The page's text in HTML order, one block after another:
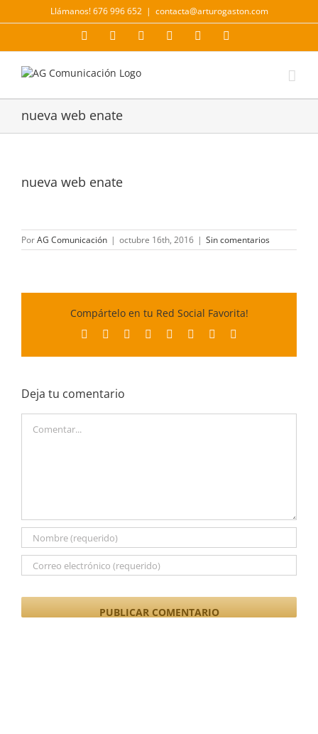
al
Llámanos! 676 996 652 | contacta@arturogaston.com
Facebook YouTubeInstagramLinkedIn
nueva web enate
nueva web enate
PorAG Comunicación | octubre 16th, 2016 | Sin comentarios
Compártelo en tu Red Social Favorita!
Facebook Reddit LinkedIn
TumblrPinterest
Deja tu comentario